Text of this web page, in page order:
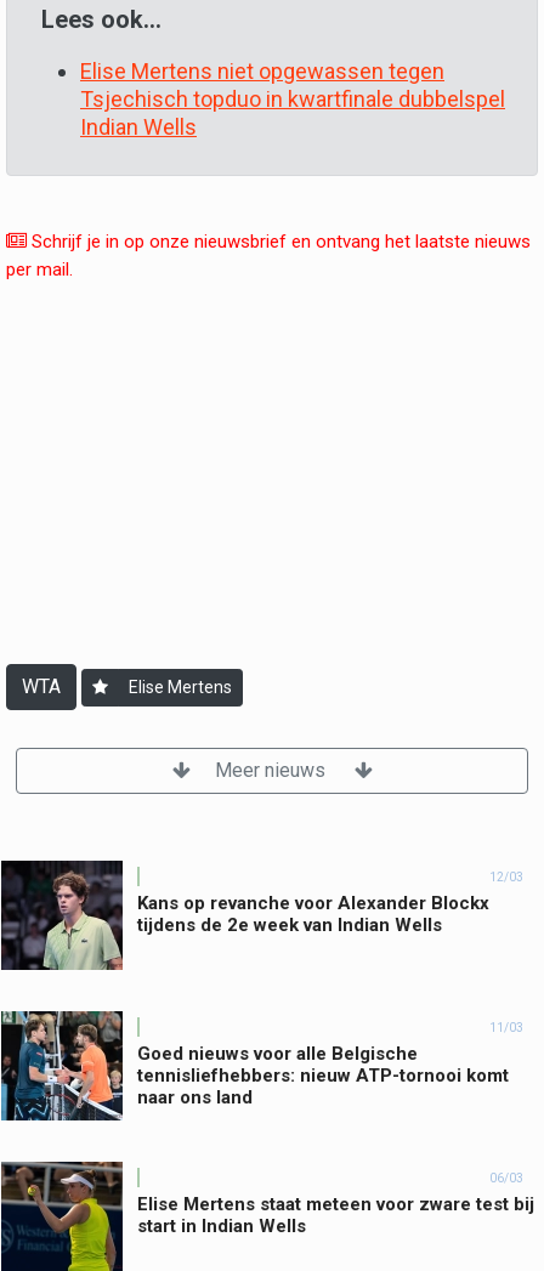
Lees ook...
Elise Mertens niet opgewassen tegen
Tsjechisch topduo in kwartfinale dubbelspel
Indian Wells
Schrijf je in op onze nieuwsbrief en ontvang het laatste nieuws
per mail.
WTA Elise Mertens
Meer nieuws
12/03
Kans op revanche voor Alexander Blockx
tijdens de 2e week van Indian Wells
11/03
Goed nieuws voor alle Belgische
tennisliefhebbers: nieuw ATP-tornooi komt
naar ons land
06/03
Elise Mertens staat meteen voor zware test bij
start in Indian Wells